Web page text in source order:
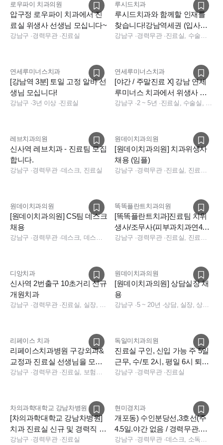
로우파이 치과의원
압구정 로우파이 치과에서 진
료실 위생사 선생님 모십니다~
강남구 ·경력무관·진료실
루시드치과
루시드치과와 함께할 인재를
찾습니다!강남역세권 (입사지
원금, 근속포상)
강남구 ·경력무관· 진료실, 수술실, 진료실
연세루미너스치과
[강남역 3분] 토일 고정 알바 선
생님 모십니다!
강남구 ·3년 이상 ·진료실
연세루미너스치과
[야간 / 주말진료 X] 강남 연세
루미너스 치과에서 위생사 선
생님을 구합니다.
강남구 ·2 ~ 5년 · 진료실, 수술실, 소독실
레브치과의원
신사역 레브치과 - 진료팀 모집
합니다.
강남구 ·경력무관·데스크, 진료실
원데이치과의원
[원데이치과의원] 치과위생사
채용 (임플)
강남구 ·경력무관· 진료실, 진료실, 수술실
원데이치과의원
[원데이치과의원] CS팀 데스크
채용
강남구 ·경력무관· 데스크, 데스크, 데스크
똑똑플란트치과의원
[똑똑플란트치과]진료팀 치위
생사/조무사(피부과치과연400/
입사지원금200/1인기숙사)
강남구 ·경력무관· 진료실, 진료팀장, 수술실, 덴쳐
디앙치과
신사역 2번출구 10초거리 신규
개원치과
강남구 ·경력무관· 진료실, 실장, 총괄실장
원데이치과의원
[원데이치과의원] 상담실장 채
용
강남구 ·5 ~ 20년 · 상담, 실장, 상담, 실장
리페이스 치과
리페이스치과병원 구강외과&
교정과 진료실 선생님을 모십
니다
강남구 ·경력무관· 진료실, 보험청구, 상담
독일미치과의원
진료실 구인, 신입 가능 주 5일
근무, 수/토 2시, 평일 6시 퇴근,
첫해 연차13일
강남구 ·경력무관·진료실
차의과학대학교 강남차병원
[차의과학대학교 강남차병원]
치과 진료실 신규 및 경력직 채
용 (종합병원)
강남구 ·경력무관·진료실
현미경치과
개포동) 수인분당선,3호선(주
4.5일.야간 없음 / 경력무관.나
이무관) 정규직 구인합니다
강남구 ·경력무관· 데스크, 소독실, 진료실